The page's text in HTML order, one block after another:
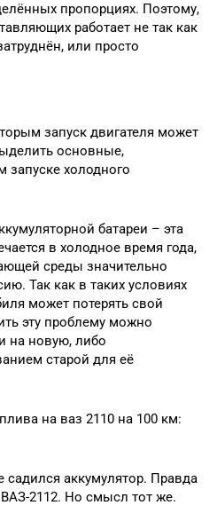
пропорциях. Поэтому,
работает не так как
или просто
запуск двигателя может
основные,
холодного
батареи – эта
в холодное время года,
среды значительно
Так как в таких условиях
может потерять свой
эту проблему можно
на новую, либо
старой для её
на ваз 2110 на 100 км:
аккумулятор. Правда
2112. Но смысл тот же.